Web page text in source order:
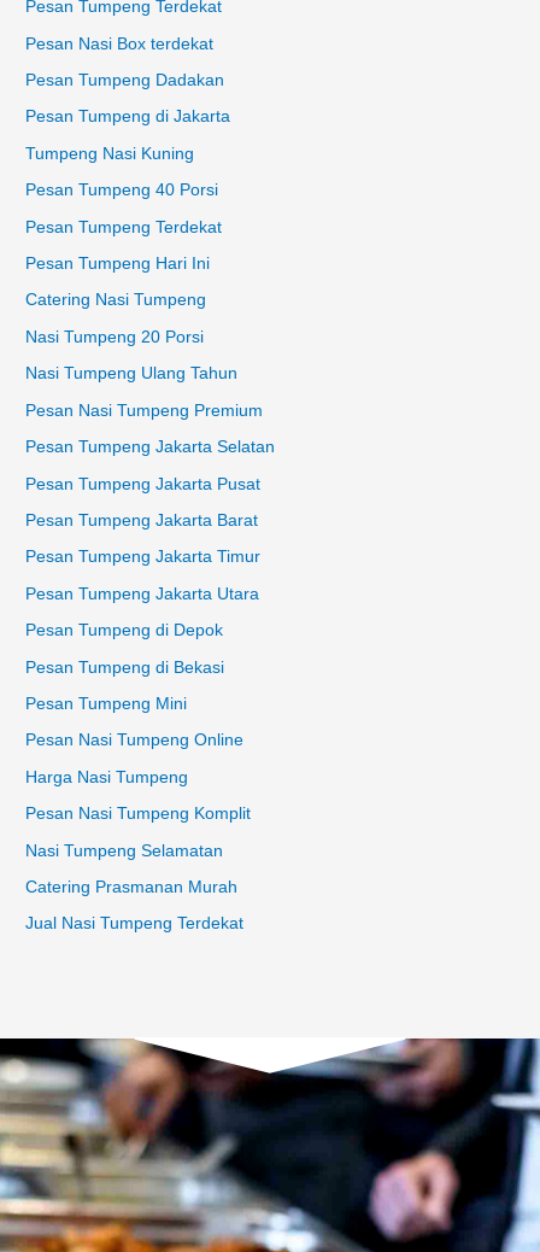
Pesan Tumpeng Terdekat
Pesan Nasi Box terdekat
Pesan Tumpeng Dadakan
Pesan Tumpeng di Jakarta
Tumpeng Nasi Kuning
Pesan Tumpeng 40 Porsi
Pesan Tumpeng Terdekat
Pesan Tumpeng Hari Ini
Catering Nasi Tumpeng
Nasi Tumpeng 20 Porsi
Nasi Tumpeng Ulang Tahun
Pesan Nasi Tumpeng Premium
Pesan Tumpeng Jakarta Selatan
Pesan Tumpeng Jakarta Pusat
Pesan Tumpeng Jakarta Barat
Pesan Tumpeng Jakarta Timur
Pesan Tumpeng Jakarta Utara
Pesan Tumpeng di Depok
Pesan Tumpeng di Bekasi
Pesan Tumpeng Mini
Pesan Nasi Tumpeng Online
Harga Nasi Tumpeng
Pesan Nasi Tumpeng Komplit
Nasi Tumpeng Selamatan
Catering Prasmanan Murah
Jual Nasi Tumpeng Terdekat